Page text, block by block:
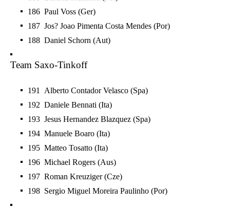
186 Paul Voss (Ger)
187 Jos? Joao Pimenta Costa Mendes (Por)
188 Daniel Schorn (Aut)
Team Saxo-Tinkoff
191 Alberto Contador Velasco (Spa)
192 Daniele Bennati (Ita)
193 Jesus Hernandez Blazquez (Spa)
194 Manuele Boaro (Ita)
195 Matteo Tosatto (Ita)
196 Michael Rogers (Aus)
197 Roman Kreuziger (Cze)
198 Sergio Miguel Moreira Paulinho (Por)